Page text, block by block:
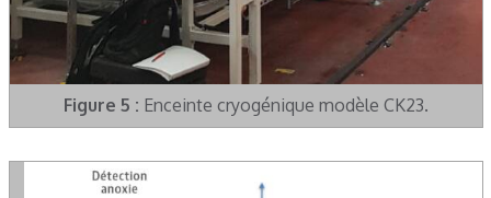
Figure 5 : Enceinte cryogénique modèle CK23.